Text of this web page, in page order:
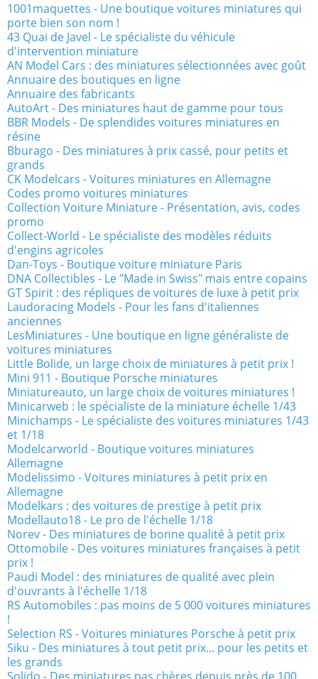
1001maquettes - Une boutique voitures miniatures qui
porte bien son nom !
43 Quai de Javel - Le spécialiste du véhicule
d'intervention miniature
AN Model Cars : des miniatures sélectionnées avec goût
Annuaire des boutiques en ligne
Annuaire des fabricants
AutoArt - Des miniatures haut de gamme pour tous
BBR Models - De splendides voitures miniatures en
résine
Bburago - Des miniatures à prix cassé, pour petits et
grands
CK Modelcars - Voitures miniatures en Allemagne
Codes promo voitures miniatures
Collection Voiture Miniature - Présentation, avis, codes
promo
Collect-World - Le spécialiste des modèles réduits
d'engins agricoles
Dan-Toys - Boutique voiture miniature Paris
DNA Collectibles - Le "Made in Swiss" mais entre copains
GT Spirit : des répliques de voitures de luxe à petit prix
Laudoracing Models - Pour les fans d'italiennes
anciennes
LesMiniatures - Une boutique en ligne généraliste de
voitures miniatures
Little Bolide, un large choix de miniatures à petit prix !
Mini 911 - Boutique Porsche miniatures
Miniatureauto, un large choix de voitures miniatures !
Minicarweb : le spécialiste de la miniature échelle 1/43
Minichamps - Le spécialiste des voitures miniatures 1/43
et 1/18
Modelcarworld - Boutique voitures miniatures
Allemagne
Modelissimo - Voitures miniatures à petit prix en
Allemagne
Modelkars : des voitures de prestige à petit prix
Modellauto18 - Le pro de l'échelle 1/18
Norev - Des miniatures de bonne qualité à petit prix
Ottomobile - Des voitures miniatures françaises à petit
prix !
Paudi Model : des miniatures de qualité avec plein
d'ouvrants à l'échelle 1/18
RS Automobiles : pas moins de 5 000 voitures miniatures
!
Selection RS - Voitures miniatures Porsche à petit prix
Siku - Des miniatures à tout petit prix... pour les petits et
les grands